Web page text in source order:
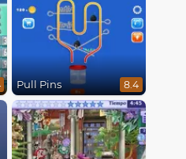
Pull Pins 8.4